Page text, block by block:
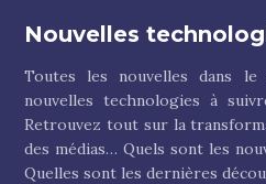
Nouvelles
Toutes les nouvelles dans
nouvelles technologies à
Retrouvez tout sur la
des médias… Quels sont les
Quelles sont les dernières